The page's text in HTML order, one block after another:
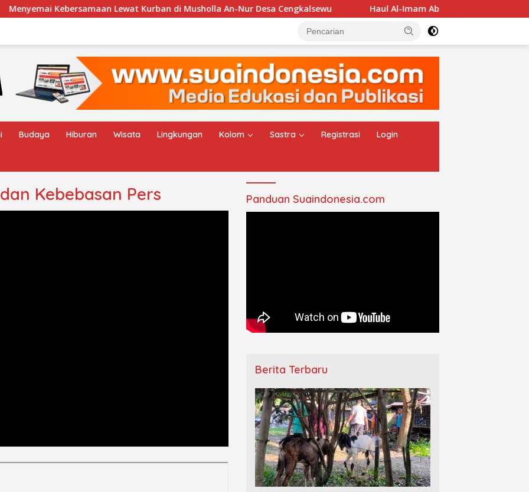
Kebersamaan Lewat Kurban di Musholla An-Nur Desa Cengkalsewu Haul Al-Imam Abul Hasan Assyadzali RA,
Budaya Hiburan Wisata Lingkungan Kolom Sastra Registrasi Login
Kebebasan Pers Panduan Suaindonesia.com
Berita Terbaru